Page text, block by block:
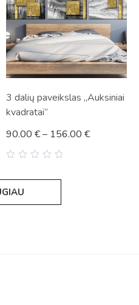
3 dalių paveikslas „Auksiniai
kvadratai”
5
90.00 €– 156.00 €